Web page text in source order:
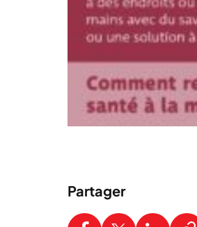
Partager